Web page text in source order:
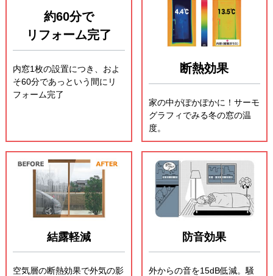
約60分で
リフォーム完了
内窓1枚の設置につき、およ
そ60分であっという間にリ
フォーム完了
断熱効果
家の中がぽかぽかに！サーモ
グラフィでみる冬の窓の温
度。
結露軽減
空気層の断熱効果で外気の影
防音効果
外からの音を15dB低減。騒